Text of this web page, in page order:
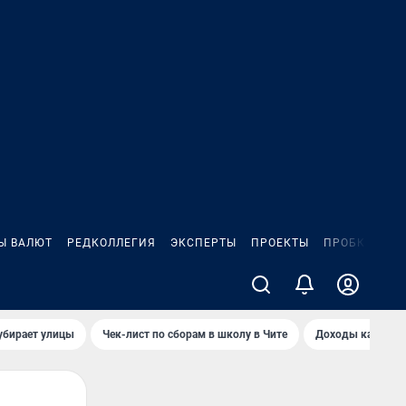
ВАЛЮТ РЕДКОЛЛЕГИЯ ЭКСПЕРТЫ ПРОЕКТЫ ПРОБКИ
улицы Чек-лист по сборам в школу в Чите Доходы